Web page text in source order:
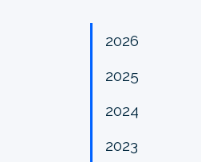
2026
2025
2024
2023